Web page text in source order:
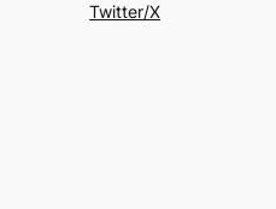
Twitter/X